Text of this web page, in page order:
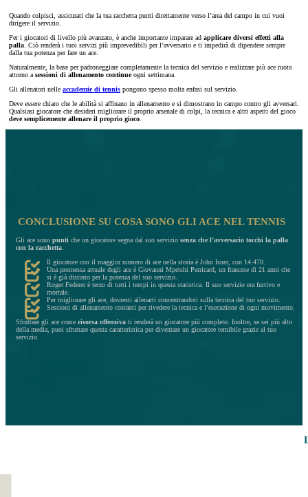
Quando colpisci, assicurati che la tua racchetta punti direttamente verso l’area del campo in cui vuoi
dirigere il servizio.
Per i giocatori di livello più avanzato, è anche importante imparare ad applicare diversi effetti alla
palla. Ciò renderà i tuoi servizi più imprevedibili per l’avversario e ti impedirà di dipendere sempre
dalla tua potenza per fare un ace.
Naturalmente, la base per padroneggiare completamente la tecnica del servizio e realizzare più ace ruota
attorno asessioni di allenamento continueogni settimana.
Gli allenatori nelle accademie di tennis pongono spesso molta enfasi sul servizio.
Deve essere chiaro che le abilità si affinano in allenamento e si dimostrano in campo contro gli avversari.
Qualsiasi giocatore che desideri migliorare il proprio arsenale di colpi, la tecnica e altri aspetti del gioco
deve semplicemente allenare il proprio gioco.
CONCLUSIONE SU COSA SONO GLI ACE NEL TENNIS
Gli ace sono punti che un giocatore segna dal suo servizio senza che l’avversario tocchi la palla
con la racchetta.
Il giocatore con il maggior numero di ace nella storia è John Isner, con 14.470.
Una promessa attuale degli ace è Giovanni Mpetshi Perricard, un francese di 21 anni che
si è già distinto per la potenza del suo servizio.
Roger Federer è terzo di tutti i tempi in questa statistica. Il suo servizio era furtivo e
mortale.
Per migliorare gli ace, dovresti allenarti concentrandoti sulla tecnica del tuo servizio.
Sessioni di allenamento costanti per rivedere la tecnica e l’esecuzione di ogni movimento.
Sfruttare gli ace come risorsa offensiva ti renderà un giocatore più completo. Inoltre, se sei più alto
della media, puoi sfruttare questa caratteristica per diventare un giocatore temibile grazie al tuo
servizio.